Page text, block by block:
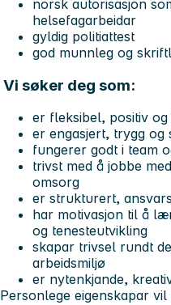
norsk autorisasjon
helsefagarbeidar
gyldig politiattest
god munnleg og
Vi søker deg som:
er fleksibel, positiv
er engasjert, trygg og
fungerer godt i team
trivst med å jobbe
omsorg
er strukturert,
har motivasjon til å
og tenesteutvikling
skapar trivsel rundt
arbeidsmiljø
er nytenkjande,
Personlege eigenskapar